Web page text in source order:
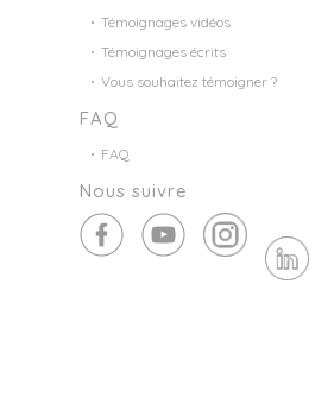
Témoignages vidéos
Témoignages écrits
Vous souhaitez témoigner ?
FAQ
FAQ
Nous suivre